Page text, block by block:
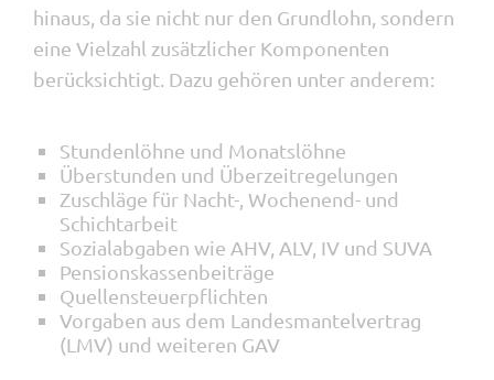
hinaus, da sie nicht nur den Grundlohn, sondern
eine Vielzahl zusätzlicher Komponenten
berücksichtigt. Dazu gehören unter anderem:
Stundenlöhne und Monatslöhne
Überstunden und Überzeitregelungen
Zuschläge für Nacht-, Wochenend- und
Schichtarbeit
Sozialabgaben wie AHV, ALV, IV und SUVA
Pensionskassenbeiträge
Quellensteuerpflichten
Vorgaben aus dem Landesmantelvertrag
(LMV) und weiteren GAV